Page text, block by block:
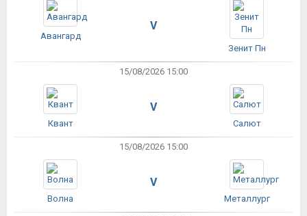
Авангард
V
Зенит Пн
15/08/2026 15:00
Квант
V
Салют
15/08/2026 15:00
Волна
V
Металлург